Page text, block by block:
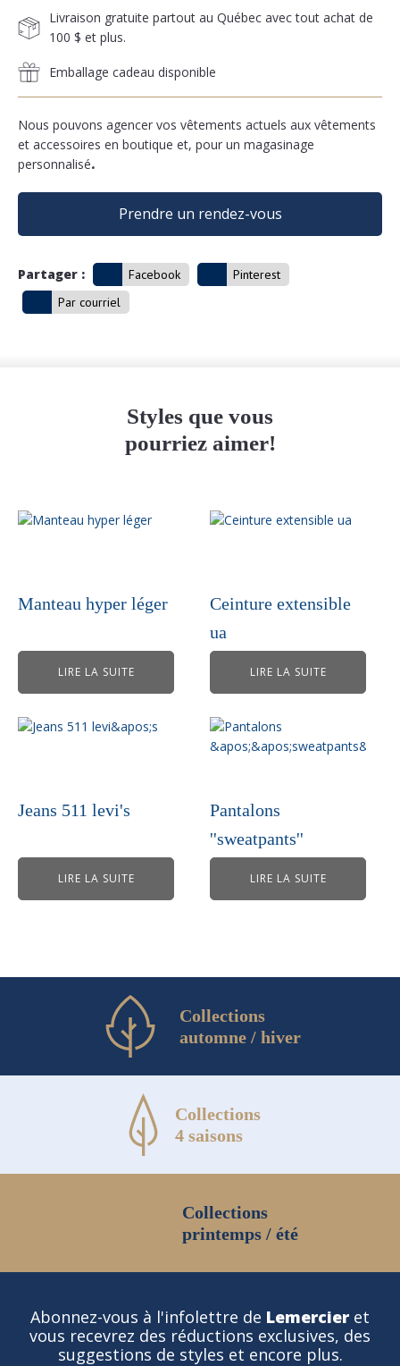
Livraison gratuite partout au Québec avec tout achat de
100 $ et plus.
Emballage cadeau disponible
Nous pouvons agencer vos vêtements actuels aux vêtements
et accessoires en boutique et, pour un magasinage
personnalisé.
Prendre un rendez-vous
Partager : Facebook
Pinterest
Par courriel
Styles que vous
pourriez aimer!
Manteau hyper léger
LIRE LA SUITE
Ceinture extensible
ua
LIRE LA SUITE
Jeans 511 levi's
LIRE LA SUITE
Pantalons
''sweatpants''
LIRE LA SUITE
Collections
automne / hiver
Collections
4 saisons
Collections
printemps / été
Abonnez-vous à l'infolettre de Lemercier et
vous recevrez des réductions exclusives, des
suggestions de styles et encore plus.